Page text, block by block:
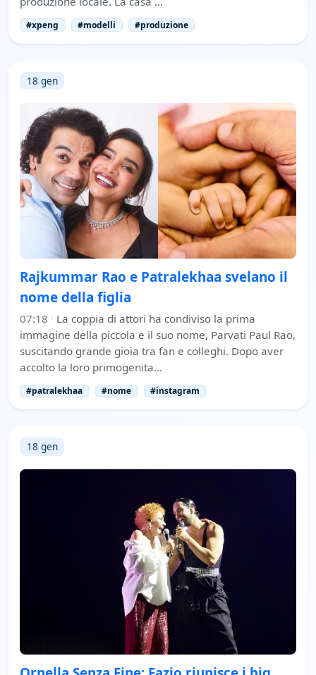
#xpeng #modelli #produzione
18 gen
Rajkummar Rao e Patralekhaa svelano il
nome della figlia
07:18 · La coppia di attori ha condiviso la prima
immagine della piccola e il suo nome, Parvati Paul Rao,
suscitando grande gioia tra fan e colleghi. Dopo aver
accolto la loro primogenita…
#patralekhaa #nome #instagram
18 gen